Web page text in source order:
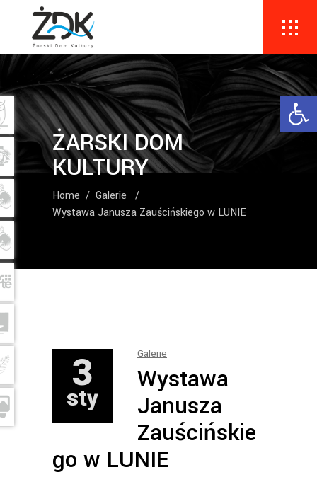
ŻARSKI DOM
KULTURY
Home / Galerie
/
Wystawa Janusza Zauścińskiego w LUNIE
3
sty
Galerie
Wystawa
Janusza
Zauścińskie
go w LUNIE